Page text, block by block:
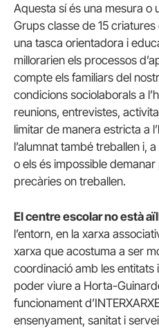
Aquesta sí és una mesura o
Grups classe de 15
una tasca orientadora i
millorarien els processos
compte els familiars del
condicions sociolaborals a
reunions, entrevistes,
limitar de manera estricta a
l’alumnat també treballen i,
o els és impossible
precàries on treballen.
El centre escolar no està
l’entorn, en la xarxa
xarxa que acostuma a ser
coordinació amb les entitats
poder viure a Horta-
funcionament
ensenyament, sanitat i